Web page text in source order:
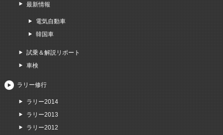
最新情報
電気自動車
韓国車
試乗＆解説リポート
車検
ラリー修行
ラリー2014
ラリー2013
ラリー2012